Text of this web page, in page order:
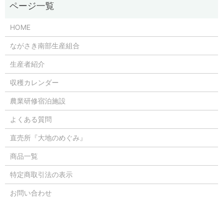
HOME
ながさき南部生産組合
生産者紹介
収穫カレンダー
農業研修宿泊施設
よくある質問
直売所『大地のめぐみ』
商品一覧
特定商取引法の表示
お問い合わせ